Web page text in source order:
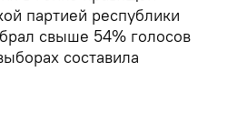
партией республики
свыше 54% голосов
составила